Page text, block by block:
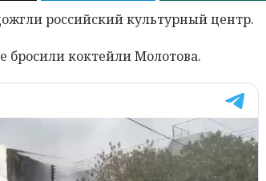
российский культурный центр.
бросили коктейли Молотова.